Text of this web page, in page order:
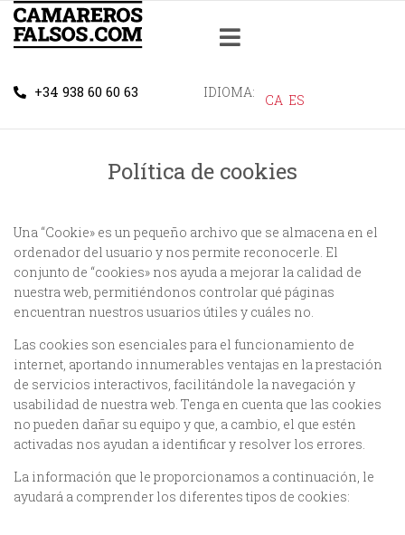
+34 938 60 60 63 IDIOMA: CA ES
Política de cookies
Una “Cookie» es un pequeño archivo que se almacena en el
ordenador del usuario y nos permite reconocerle. El
conjunto de “cookies» nos ayuda a mejorar la calidad de
nuestra web, permitiéndonos controlar qué páginas
encuentran nuestros usuarios útiles y cuáles no.
Las cookies son esenciales para el funcionamiento de
internet, aportando innumerables ventajas en la prestación
de servicios interactivos, facilitándole la navegación y
usabilidad de nuestra web. Tenga en cuenta que las cookies
no pueden dañar su equipo y que, a cambio, el que estén
activadas nos ayudan a identificar y resolver los errores.
La información que le proporcionamos a continuación, le
ayudará a comprender los diferentes tipos de cookies: